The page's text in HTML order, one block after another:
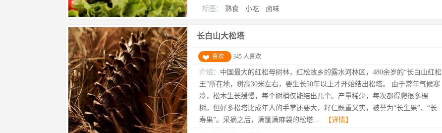
标签： 熟食 小吃 卤味
长白山大松塔
喜欢 345 人喜欢
介绍： 中国最大的红松母树林，红松故乡的露水河林区，480余岁的“长白山红松
王”所在地，树高30米左右，要生长50年以上才开始结出松塔。 由于常年气候寒
冷，松木生长缓慢，每个树梢仅能结出几个。产量稀少，每次都得爬很多棵
树。但好多松塔比成年人的手掌还要大，籽仁既重又实，被誉为“长生果”、“长
寿果”。采摘之后，满筐满麻袋的松塔...
【详情】